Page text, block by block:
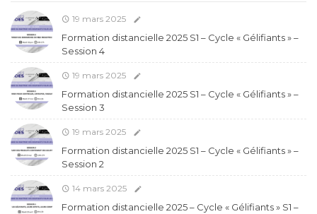
19 mars 2025
Formation distancielle 2025 S1 – Cycle « Gélifiants » –
Session 4
19 mars 2025
Formation distancielle 2025 S1 – Cycle « Gélifiants » –
Session 3
19 mars 2025
Formation distancielle 2025 S1 – Cycle « Gélifiants » –
Session 2
14 mars 2025
Formation distancielle 2025 – Cycle « Gélifiants » S1 –